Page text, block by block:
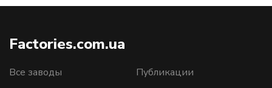
Factories.com.ua
Все заводы
Публикации